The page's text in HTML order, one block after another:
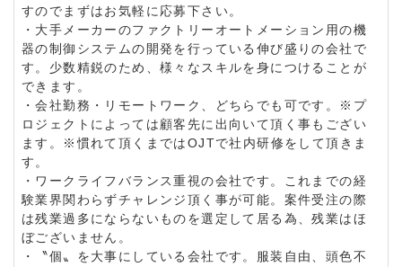
すのでまずはお気軽に応募下さい。
・大手メーカーのファクトリーオートメーション用の機
器の制御システムの開発を行っている伸び盛りの会社で
す。少数精鋭のため、様々なスキルを身につけることが
できます。
・会社勤務・リモートワーク、どちらでも可です。※プ
ロジェクトによっては顧客先に出向いて頂く事もござい
ます。※慣れて頂くまではOJTで社内研修をして頂きま
す。
・ワークライフバランス重視の会社です。これまでの経
験業界関わらずチャレンジ頂く事が可能。案件受注の際
は残業過多にならないものを選定して居る為、残業はほ
ぼございません。
・〝個〟を大事にしている会社です。服装自由、頭色不